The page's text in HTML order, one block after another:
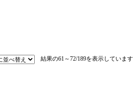
結果の61～72/189を表示しています新